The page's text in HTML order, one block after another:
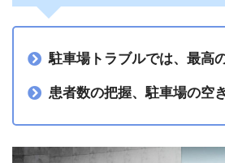
駐車場トラブルでは、最高
患者数の把握、駐車場の空